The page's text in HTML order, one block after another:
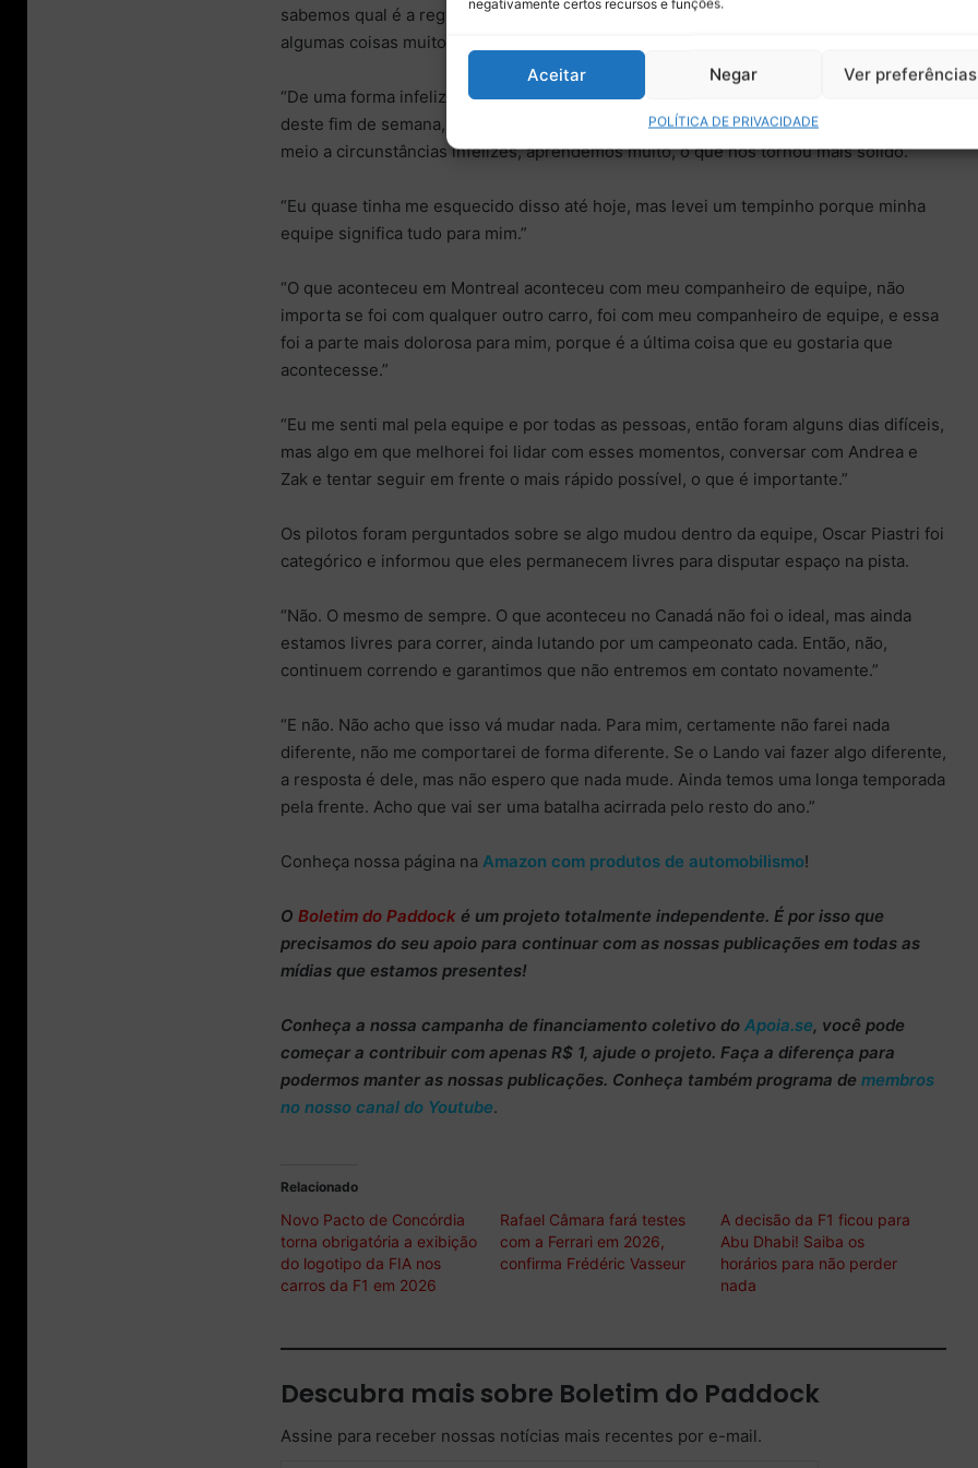
negativamente certos recursos e funções.
Aceitar Negar Ver preferências
POLÍTICA DE PRIVACIDADE
sabemos qual é a regra número um e continuaremos a saber sempre. Então, houve
algumas coisas muito construtivas.”
“De uma forma infeliz, mas positiva, muitas coisas estão mais fortes do que antes
deste fim de semana, o que você talvez não esperasse, mas é um bom resultado. Em
meio a circunstâncias infelizes, aprendemos muito, o que nos tornou mais sólido.”
“Eu quase tinha me esquecido disso até hoje, mas levei um tempinho porque minha
equipe significa tudo para mim.”
“O que aconteceu em Montreal aconteceu com meu companheiro de equipe, não
importa se foi com qualquer outro carro, foi com meu companheiro de equipe, e essa
foi a parte mais dolorosa para mim, porque é a última coisa que eu gostaria que
acontecesse.”
“Eu me senti mal pela equipe e por todas as pessoas, então foram alguns dias difíceis,
mas algo em que melhorei foi lidar com esses momentos, conversar com Andrea e
Zak e tentar seguir em frente o mais rápido possível, o que é importante.”
Os pilotos foram perguntados sobre se algo mudou dentro da equipe, Oscar Piastri foi
categórico e informou que eles permanecem livres para disputar espaço na pista.
“Não. O mesmo de sempre. O que aconteceu no Canadá não foi o ideal, mas ainda
estamos livres para correr, ainda lutando por um campeonato cada. Então, não,
continuem correndo e garantimos que não entremos em contato novamente.”
“E não. Não acho que isso vá mudar nada. Para mim, certamente não farei nada
diferente, não me comportarei de forma diferente. Se o Lando vai fazer algo diferente,
a resposta é dele, mas não espero que nada mude. Ainda temos uma longa temporada
pela frente. Acho que vai ser uma batalha acirrada pelo resto do ano.”
Conheça nossa página na Amazon com produtos de automobilismo!
O Boletim do Paddock é um projeto totalmente independente. É por isso que
precisamos do seu apoio para continuar com as nossas publicações em todas as
mídias que estamos presentes!
Conheça a nossa campanha de financiamento coletivo do Apoia.se, você pode
começar a contribuir com apenas R$ 1, ajude o projeto. Faça a diferença para
podermos manter as nossas publicações. Conheça também programa de membros
no nosso canal do Youtube.
Relacionado
Novo Pacto de Concórdia
torna obrigatória a exibição
do logotipo da FIA nos
carros da F1 em 2026
Rafael Câmara fará testes
com a Ferrari em 2026,
confirma Frédéric Vasseur
A decisão da F1 ficou para
Abu Dhabi! Saiba os
horários para não perder
nada
Descubra mais sobre Boletim do Paddock
Assine para receber nossas notícias mais recentes por e-mail.